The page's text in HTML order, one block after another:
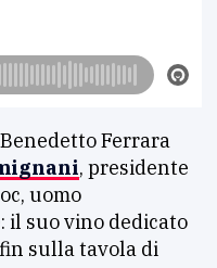
Ferrara
, presidente
uomo
il suo vino dedicato
sulla tavola di